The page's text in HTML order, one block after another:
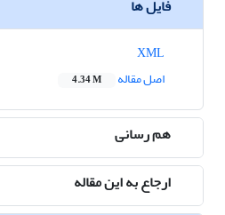
فایل ها
اصل مقاله
4.34 M
هم رسانی
ارجاع به این مقاله